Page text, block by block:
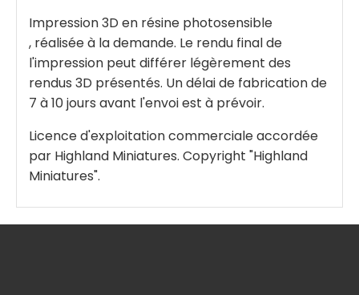
Impression 3D en résine photosensible
, réalisée à la demande. Le rendu final de
l'impression peut différer légèrement des
rendus 3D présentés. Un délai de fabrication de
7 à 10 jours avant l'envoi est à prévoir.
Licence d'exploitation commerciale accordée
par Highland Miniatures. Copyright "Highland
Miniatures".